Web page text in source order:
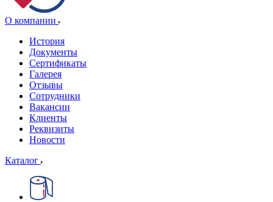
О компании
История
Документы
Сертификаты
Галерея
Отзывы
Сотрудники
Вакансии
Клиенты
Реквизиты
Новости
Каталог